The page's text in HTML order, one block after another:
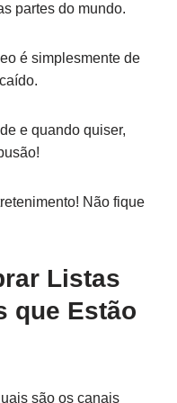
partes do mundo.
é simplesmente de
e quando quiser,
Não fique
Listas
que Estão
são os canais